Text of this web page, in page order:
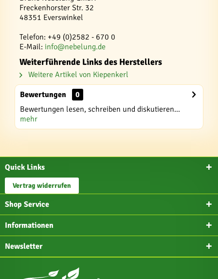
Freckenhorster Str. 32
48351 Everswinkel
Telefon: +49 (0)2582 - 670 0
E-Mail: info@nebelung.de
Weiterführende Links des Herstellers
Weitere Artikel von Kiepenkerl
Bewertungen
0
Bewertungen lesen, schreiben und diskutieren...
mehr
Quick Links
Vertrag widerrufen
Shop Service
Informationen
Newsletter